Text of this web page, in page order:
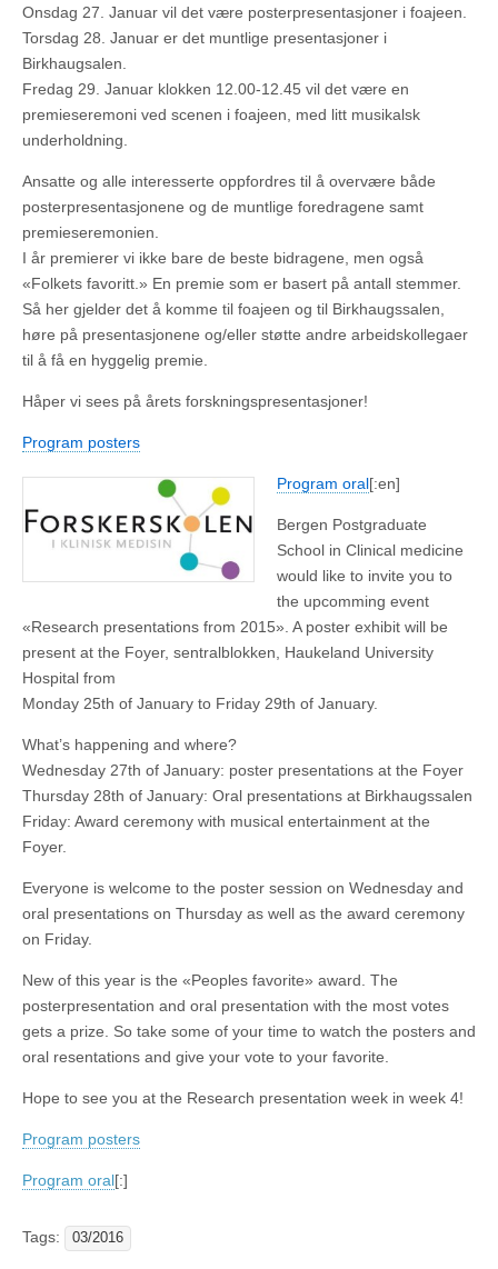
Onsdag 27. Januar vil det være posterpresentasjoner i foajeen.
Torsdag 28. Januar er det muntlige presentasjoner i
Birkhaugsalen.
Fredag 29. Januar klokken 12.00-12.45 vil det være en
premieseremoni ved scenen i foajeen, med litt musikalsk
underholdning.
Ansatte og alle interesserte oppfordres til å overvære både
posterpresentasjonene og de muntlige foredragene samt
premieseremonien.
I år premierer vi ikke bare de beste bidragene, men også
«Folkets favoritt.» En premie som er basert på antall stemmer.
Så her gjelder det å komme til foajeen og til Birkhaugssalen,
høre på presentasjonene og/eller støtte andre arbeidskollegaer
til å få en hyggelig premie.
Håper vi sees på årets forskningspresentasjoner!
Program posters
Program oral[:en]
Bergen Postgraduate
School in Clinical medicine
would like to invite you to
the upcomming event
«Research presentations from 2015». A poster exhibit will be
present at the Foyer, sentralblokken, Haukeland University
Hospital from
Monday 25th of January to Friday 29th of January.
What’s happening and where?
Wednesday 27th of January: poster presentations at the Foyer
Thursday 28th of January: Oral presentations at Birkhaugssalen
Friday: Award ceremony with musical entertainment at the
Foyer.
Everyone is welcome to the poster session on Wednesday and
oral presentations on Thursday as well as the award ceremony
on Friday.
New of this year is the «Peoples favorite» award. The
posterpresentation and oral presentation with the most votes
gets a prize. So take some of your time to watch the posters and
oral resentations and give your vote to your favorite.
Hope to see you at the Research presentation week in week 4!
Program posters
Program oral[:]
Tags: 03/2016